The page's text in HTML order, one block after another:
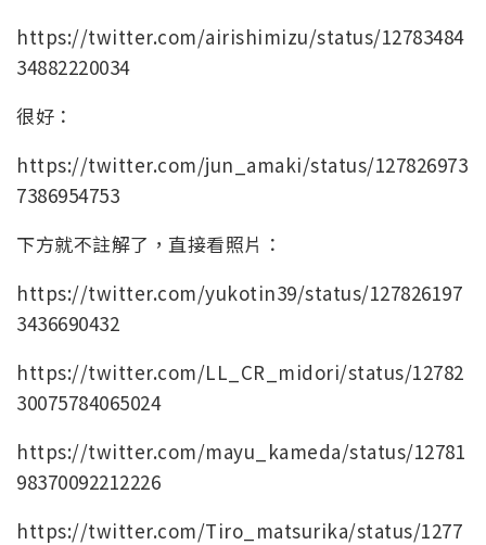
https://twitter.com/airishimizu/status/12783484
34882220034
很好：
https://twitter.com/jun_amaki/status/127826973
7386954753
下方就不註解了，直接看照片：
https://twitter.com/yukotin39/status/127826197
3436690432
https://twitter.com/LL_CR_midori/status/12782
30075784065024
https://twitter.com/mayu_kameda/status/12781
98370092212226
https://twitter.com/Tiro_matsurika/status/1277